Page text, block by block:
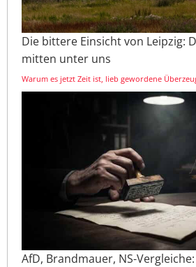
Die bittere Einsicht von Leipzig:
mitten unter uns
Warum es jetzt Zeit ist, lieb gewordene
AfD, Brandmauer, NS-